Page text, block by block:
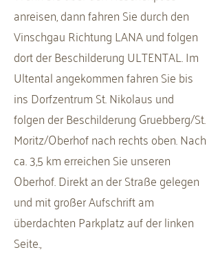
anreisen, dann fahren Sie durch den
Vinschgau Richtung LANA und folgen
dort der Beschilderung ULTENTAL. Im
Ultental angekommen fahren Sie bis
ins Dorfzentrum St. Nikolaus und
folgen der Beschilderung Gruebberg/St.
Moritz/Oberhof nach rechts oben. Nach
ca. 3,5 km erreichen Sie unseren
Oberhof. Direkt an der Straße gelegen
und mit großer Aufschrift am
überdachten Parkplatz auf der linken
Seite.,